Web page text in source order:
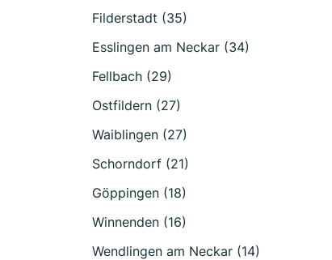
Filderstadt (35)
Esslingen am Neckar (34)
Fellbach (29)
Ostfildern (27)
Waiblingen (27)
Schorndorf (21)
Göppingen (18)
Winnenden (16)
Wendlingen am Neckar (14)